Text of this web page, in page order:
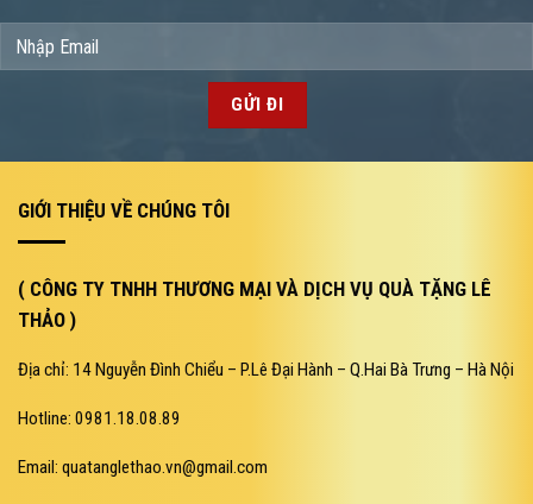
GIỚI THIỆU VỀ CHÚNG TÔI
( CÔNG TY TNHH THƯƠNG MẠI VÀ DỊCH VỤ QUÀ TẶNG LÊ
THẢO )
Địa chỉ: 14 Nguyễn Đình Chiểu – P.Lê Đại Hành – Q.Hai Bà Trưng – Hà Nội
Hotline: 0981.18.08.89
Email: quatanglethao.vn@gmail.com